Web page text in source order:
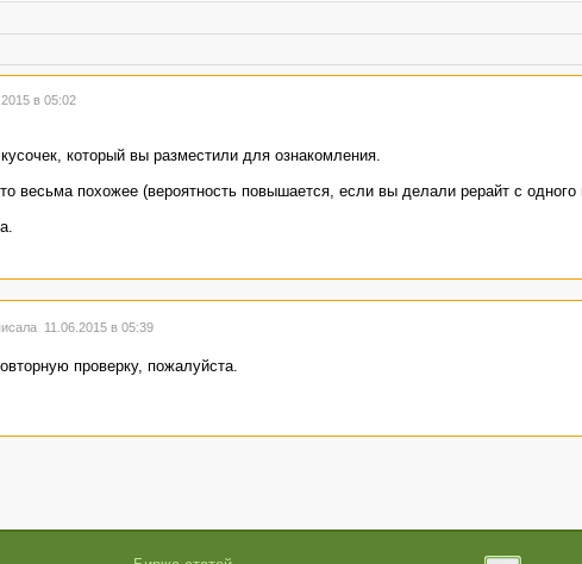
в 05:02
который вы разместили для ознакомления.
весьма похожее (вероятность повышается, если вы делали рерайт с одного
11.06.2015 в 05:39
проверку, пожалуйста.